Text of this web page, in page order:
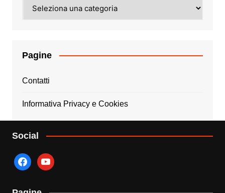
Pagine
Contatti
Informativa Privacy e Cookies
Social
facebookyoutube